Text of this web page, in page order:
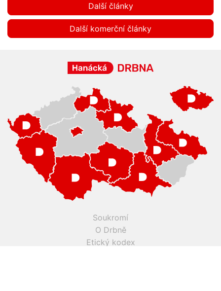
Další články
Další komerční články
Soukromí
O Drbně
Etický kodex